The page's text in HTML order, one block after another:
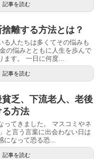
記事を読む
離する方法とは？
る人たちは多くてその悩みも
の悩みとともに人生を歩んで
ます。 一日に何度...
記事を読む
乏、下流老人、老後
方法
ってきました。 マスコミやネ
と言う言葉に出会わない日は
になって恐る恐...
記事を読む